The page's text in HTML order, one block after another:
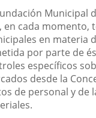
Municipal
en cada momento,
en materia
por parte de
específicos
desde la
de personal y de